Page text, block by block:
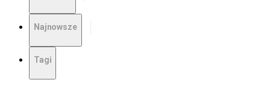
Najnowsze
Tagi